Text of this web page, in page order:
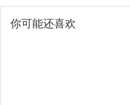
你可能还喜欢